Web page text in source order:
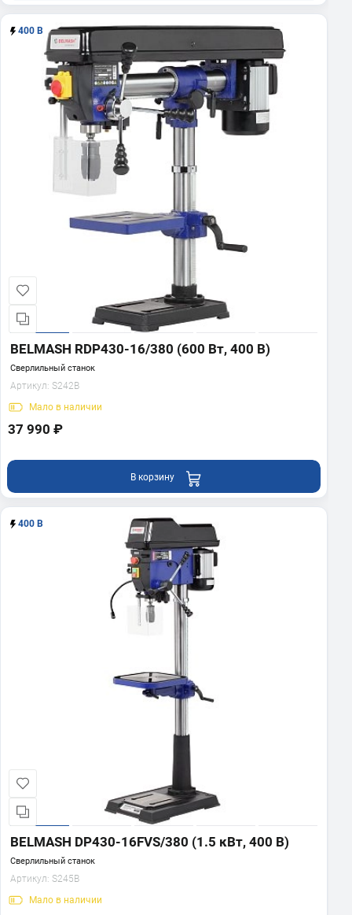
400 В
BELMASH RDP430-16/380 (600 Вт, 400 В)
Сверлильный станок
Артикул: S242B
Мало в наличии
37 990 ₽
В корзину
400 В
BELMASH DP430-16FVS/380 (1.5 кВт, 400 В)
Сверлильный станок
Артикул: S245B
Мало в наличии